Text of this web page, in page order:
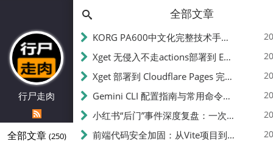
行尸走肉
全部文章 (250)
全部文章
KORG PA600中文化完整技术手册 - 从逆向到实现的全流程指南
Xget 无侵入不走actions部署到 EdgeOne Pages 指南
Xget 部署到 Cloudflare Pages 完整指南 - 无需修改源码的构建配置
Gemini CLI 配置指南与常用命令中文翻译 | API Key、MCP、代理设置
小红书“后门”事件深度复盘：一次沉默危机下的品牌、技术与流程三重考验
前端代码安全加固：从Vite项目到纯静态页面的深度混淆技术备忘